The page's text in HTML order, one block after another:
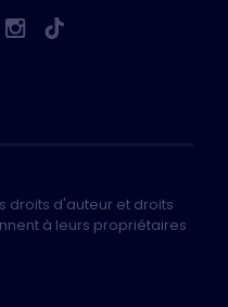
droits d'auteur et droits
à leurs propriétaires